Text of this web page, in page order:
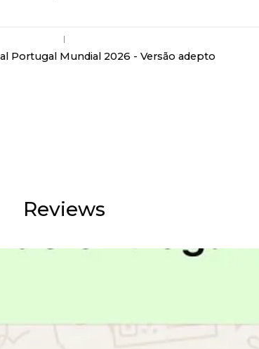
|
Portugal Mundial 2026 - Versão adepto
Reviews